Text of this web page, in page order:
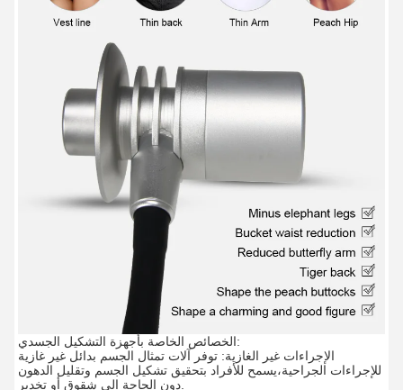
الخصائص الخاصة بأجهزة التشكيل الجسدي:
الإجراءات غير الغازية: توفر آلات تمثال الجسم بدائل غير غازية
للإجراءات الجراحية،يسمح للأفراد بتحقيق تشكيل الجسم وتقليل الدهون